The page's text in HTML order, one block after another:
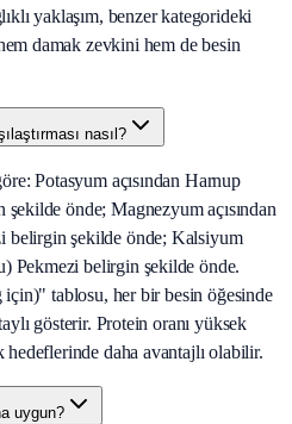
yaklaşım, benzer kategorideki
damak zevkini hem de besin
nasıl?
Potasyum açısından Harnup
önde; Magnezyum açısından
belirgin şekilde önde; Kalsiyum
Pekmezi belirgin şekilde önde.
tablosu, her bir besin öğesinde
gösterir. Protein oranı yüksek
hedeflerinde daha avantajlı olabilir.
uygun?